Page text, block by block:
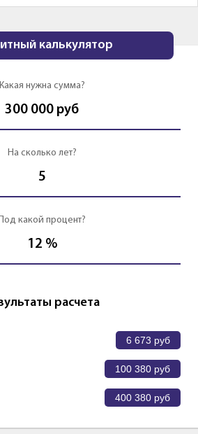
калькулятор
Какая нужна сумма?
300 000 руб
На сколько лет?
5
какой процент?
12 %
расчета
6 673 руб
100 380 руб
400 380 руб